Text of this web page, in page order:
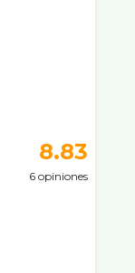
8.83
6 opiniones